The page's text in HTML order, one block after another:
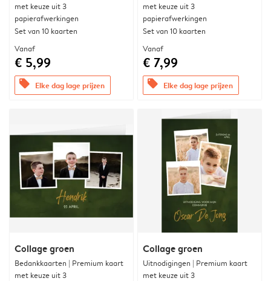
met keuze uit 3
papierafwerkingen
Set van 10 kaarten
Vanaf
€ 5,99
offers Elke dag lage prijzen
met keuze uit 3
papierafwerkingen
Set van 10 kaarten
Vanaf
€ 7,99
offers Elke dag lage prijzen
Collage groen
Bedankkaarten | Premium kaart
met keuze uit 3
Collage groen
Uitnodigingen | Premium kaart
met keuze uit 3